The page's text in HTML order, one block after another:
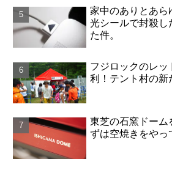
家中のありとあら
光シールで封殺し
た件。
フジロックのレッ
利！テント村の新
東芝の石窯ドーム
ずは空焼きをやっ